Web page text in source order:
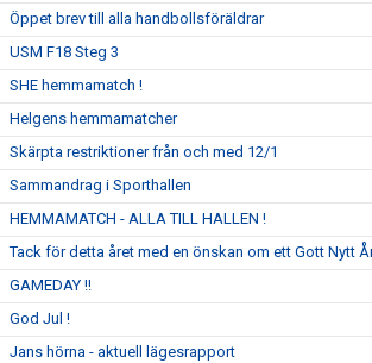
Öppet brev till alla handbollsföräldrar
USM F18 Steg 3
SHE hemmamatch !
Helgens hemmamatcher
Skärpta restriktioner från och med 12/1
Sammandrag i Sporthallen
HEMMAMATCH - ALLA TILL HALLEN !
Tack för detta året med en önskan om ett Gott Nytt
GAMEDAY !!
God Jul !
Jans hörna - aktuell lägesrapport